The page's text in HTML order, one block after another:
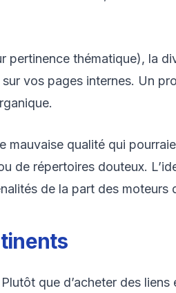
pertinence thématique), la
vos pages internes. Un
mauvaise qualité qui
de répertoires douteux.
de la part des moteurs
que d’acheter des liens